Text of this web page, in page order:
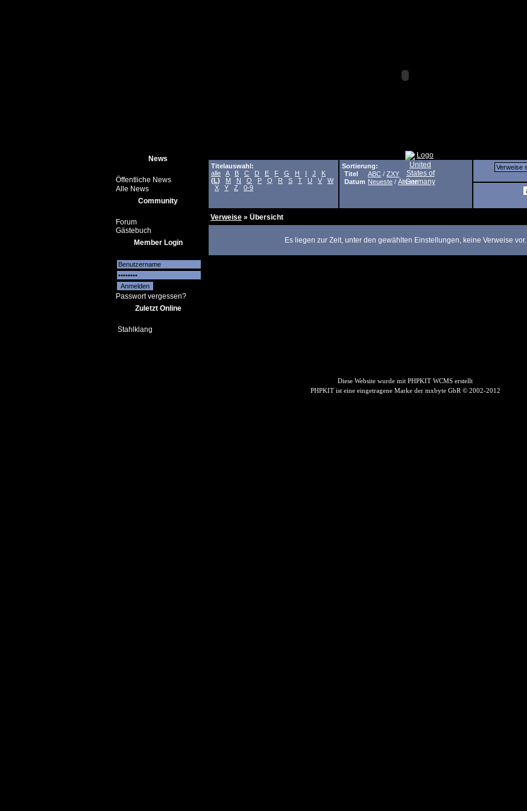
News
Öffentliche News
Alle News
Community
Forum
Gästebuch
Member Login
Passwort vergessen?
Zuletzt Online
Stahlklang
Titelauswahl:
alle
A B C D E F G H I J
K
(L) M N O P Q R S T U V
W
X
Y Z 0-9
Sortierung:
Titel
ABC / ZXY
Datum Neueste / Älteste
Verweise » Übersicht
Es liegen zur Zeit, unter den gewählten Einstellungen, keine Verweise vor.
Diese Website wurde mit PHPKIT WCMS erstellt
PHPKIT ist eine eingetragene Marke der mxbyte GbR © 2002-2012